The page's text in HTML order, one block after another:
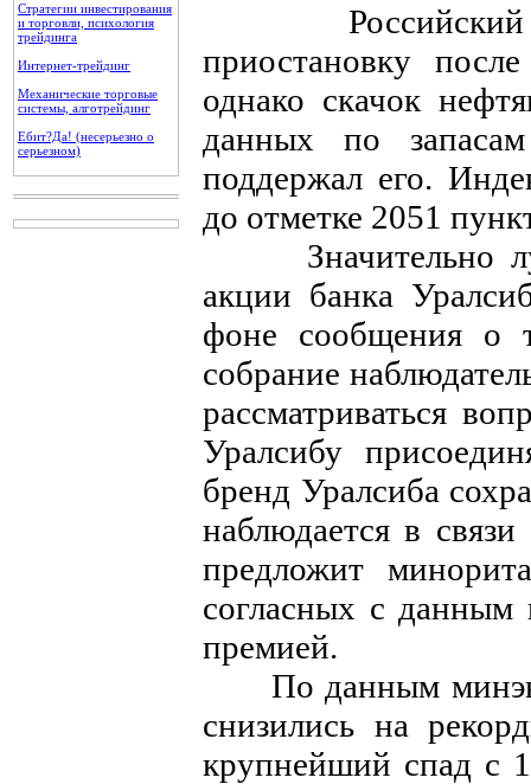
Стратегии инвестирования
и торговли, психология
трейдинга
Интернет-трейдинг
Механические торговые
системы, алготрейдинг
Ебит?Да! (несерьезно о
серьезном)
Российский
приостановку
однако скачок
данных по
поддержал его.
до отметке 2051
Значительно
акции банка
фоне сообщения о
собрание
рассматриваться
Уралсибу
бренд Уралсиба
наблюдается в
предложит
согласных с данным
премией.
По данным
снизились на
крупнейший спад с